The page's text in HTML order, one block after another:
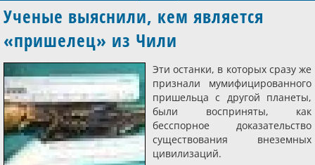
Ученые выяснили, кем является
«пришелец» из Чили
Эти останки, в которых сразу же
признали мумифицированного
пришельца с другой планеты,
были восприняты, как
бесспорное доказательство
существования внеземных
цивилизаций.